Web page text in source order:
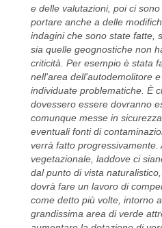
e delle valutazioni, poi ci
portare anche a delle
indagini che sono state fatte,
sia quelle geognostiche non
criticità. Per esempio è stata
nell'area dell'autodemolitore
individuate problematiche. È
dovessero essere dovranno
comunque messe in
eventuali fonti di
verrà fatto progressivamente.
vegetazionale, laddove ci
dal punto di vista
dovrà fare un lavoro di
come detto più volte, intorno
grandissima area di verde